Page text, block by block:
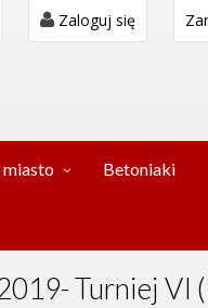
Zaloguj się
miasto Betoniaki
Turniej VI